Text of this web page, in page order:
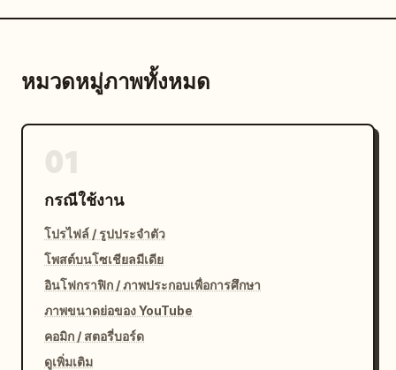
หมวดหมู่ภาพทั้งหมด
กรณีใช้งาน
โปรไฟล์ / รูปประจำตัว
โพสต์บนโซเชียลมีเดีย
อินโฟกราฟิก / ภาพประกอบเพื่อการศึกษา
ภาพขนาดย่อของ YouTube
คอมิก / สตอรี่บอร์ด
ดูเพิ่มเติม